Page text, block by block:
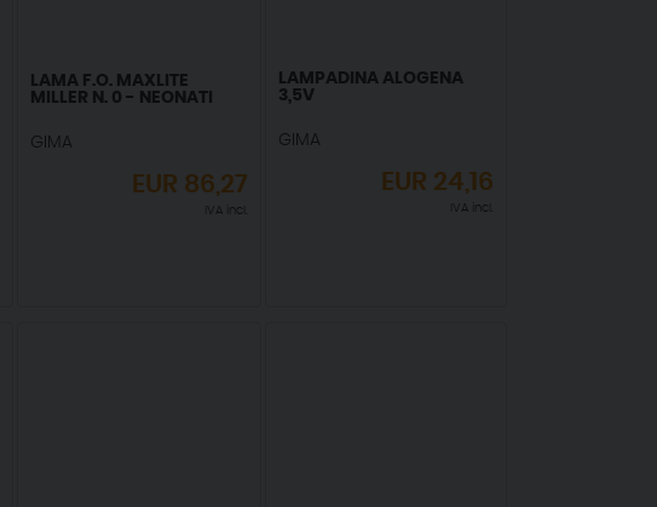
LAMA F.O. MAXLITE
MILLER N. 0 - NEONATI
GIMA
EUR 86,27
IVA incl.
LAMPADINA ALOGENA
3,5V
GIMA
EUR 24,16
IVA incl.